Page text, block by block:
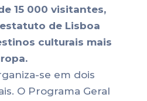
15 000 visitantes,
de Lisboa
culturais mais
se em dois
O Programa Geral